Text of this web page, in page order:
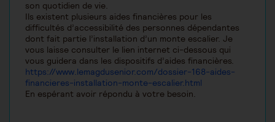
son quotidien de vie.
Ils existent plusieurs aides financières pour les
difficultés d’accessibilité des personnes dépendantes
dont fait partie l’installation d’un monte escalier. Je
vous laisse consulter le lien internet ci-dessous qui
vous guidera dans les dispositifs d’aides financières.
https://www.lemagdusenior.com/dossier-168-aides-
financieres-installation-monte-escalier.html
En espérant avoir répondu à votre besoin.